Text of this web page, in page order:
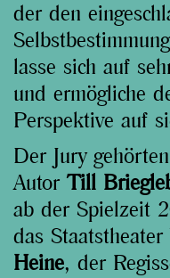
der den
lasse sich auf
und ermögliche
Perspektive auf
Der Jury
Autor Till
ab der Spielzeit
das
Heine, der